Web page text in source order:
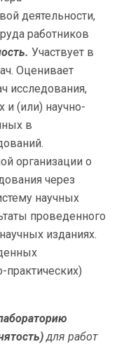
деятельности,
работников
Участвует в
Оценивает
исследования,
(или) научно-
в
организации о
через
научных
проведенного
изданиях.
практических)
для работ